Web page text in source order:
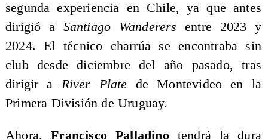
segunda experiencia en Chile, ya que antes
dirigió a Santiago Wanderers entre 2023 y
2024. El técnico charrúa se encontraba sin
club desde diciembre del año pasado, tras
dirigir a River Plate de Montevideo en la
Primera División de Uruguay.
Ahora,Francisco Palladinotendrá la dura